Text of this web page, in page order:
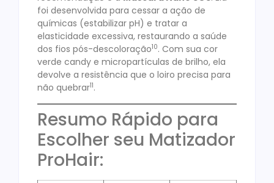
foi desenvolvida para cessar a ação de
químicas (estabilizar pH) e tratar a
elasticidade excessiva, restaurando a saúde
dos fios pós-descoloração10. Com sua cor
verde candy e micropartículas de brilho, ela
devolve a resistência que o loiro precisa para
não quebrar11.
Resumo Rápido para
Escolher seu Matizador
ProHair: